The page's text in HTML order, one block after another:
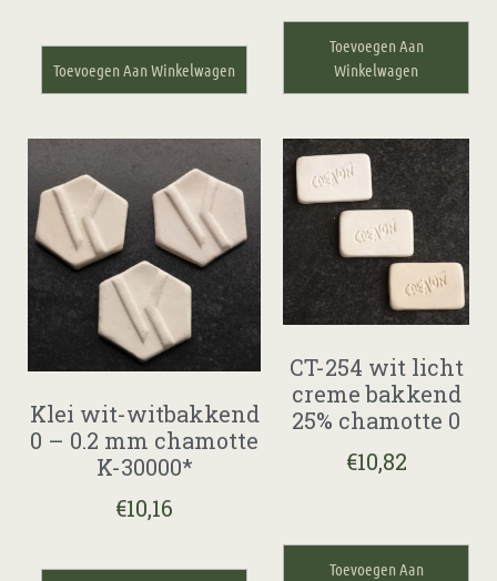
Toevoegen Aan Winkelwagen
Toevoegen Aan
Winkelwagen
Klei wit-witbakkend
0 – 0.2 mm chamotte
K-30000*
€10,16
CT-254 wit licht
creme bakkend
25% chamotte 0
€10,82
Toevoegen Aan